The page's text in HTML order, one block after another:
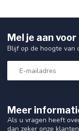
Meer
Als u vragen heeft
dan zeker onze
Mel je aan
Blijf op de hoogte van